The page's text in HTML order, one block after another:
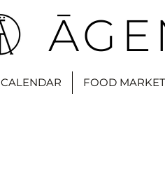
CALENDAR FOOD MARKET